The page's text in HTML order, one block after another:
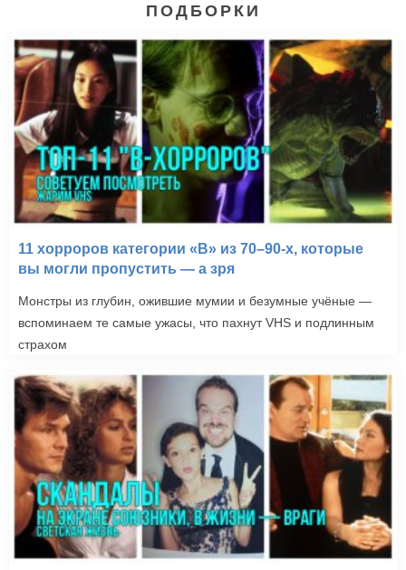
ПОДБОРКИ
11 хорроров категории «B» из 70–90-х, которые
вы могли пропустить — а зря
Монстры из глубин, ожившие мумии и безумные учёные —
вспоминаем те самые ужасы, что пахнут VHS и подлинным
страхом